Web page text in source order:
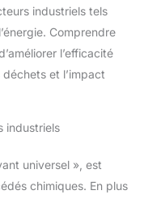
industriels tels
Comprendre
l’efficacité
et l’impact
industriels
universel », est
chimiques. En plus